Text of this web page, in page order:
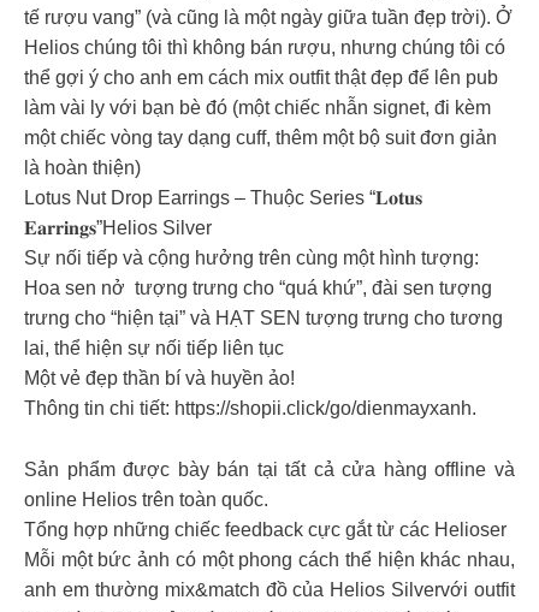
tế rượu vang” (và cũng là một ngày giữa tuần đẹp trời). Ở
Helios chúng tôi thì không bán rượu, nhưng chúng tôi có
thể gợi ý cho anh em cách mix outfit thật đẹp để lên pub
làm vài ly với bạn bè đó (một chiếc nhẫn signet, đi kèm
một chiếc vòng tay dạng cuff, thêm một bộ suit đơn giản
là hoàn thiện)
Lotus Nut Drop Earrings – Thuộc Series “𝐋𝐨𝐭𝐮𝐬
𝐄𝐚𝐫𝐫𝐢𝐧𝐠𝐬”Helios Silver
Sự nối tiếp và cộng hưởng trên cùng một hình tượng:
Hoa sen nở tượng trưng cho “quá khứ”, đài sen tượng
trưng cho “hiện tại” và HẠT SEN tượng trưng cho tương
lai, thể hiện sự nối tiếp liên tục
Một vẻ đẹp thần bí và huyền ảo!
Thông tin chi tiết: https://shopii.click/go/dienmayxanh.
Sản phẩm được bày bán tại tất cả cửa hàng offline và
online Helios trên toàn quốc.
Tổng hợp những chiếc feedback cực gắt từ các Helioser
Mỗi một bức ảnh có một phong cách thể hiện khác nhau,
anh em thường mix&match đồ của Helios Silvervới outfit